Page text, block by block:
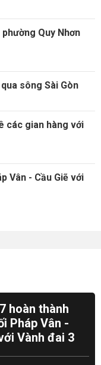
Quy Nhơn
sông Sài Gòn
các gian hàng với
Vân - Cầu Giẽ với
hoàn thành
Pháp Vân -
Vành đai 3